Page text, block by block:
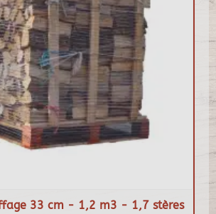
33 cm - 1,2 m3 - 1,7 stères